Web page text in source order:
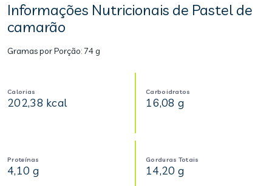
Informações Nutricionais de Pastel de
camarão
Gramas por Porção:74 g
Calorias
202,38 kcal
Carboidratos
16,08 g
Proteínas
4,10 g
Gorduras Totais
14,20 g